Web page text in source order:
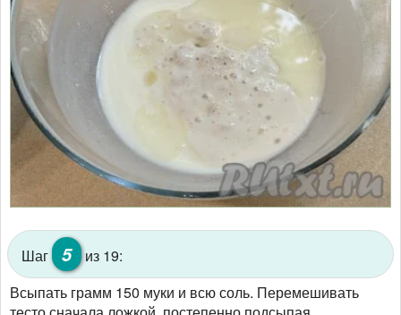
Шаг 5
из 19:
Всыпать грамм 150 муки и всю соль. Перемешивать